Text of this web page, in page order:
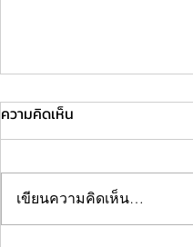
ความคิดเห็น
เขียนความคิดเห็น…